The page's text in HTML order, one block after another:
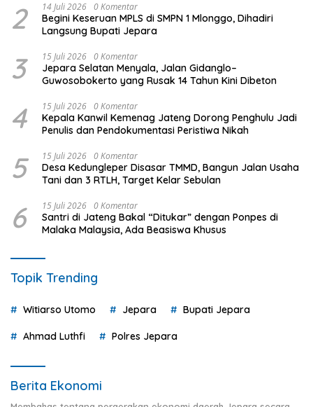
2 14 Juli 2026 0 Komentar
Begini Keseruan MPLS di SMPN 1 Mlonggo, Dihadiri
Langsung Bupati Jepara
3 15 Juli 2026 0 Komentar
Jepara Selatan Menyala, Jalan Gidanglo–
Guwosobokerto yang Rusak 14 Tahun Kini Dibeton
4 15 Juli 2026 0 Komentar
Kepala Kanwil Kemenag Jateng Dorong Penghulu Jadi
Penulis dan Pendokumentasi Peristiwa Nikah
5 15 Juli 2026 0 Komentar
Desa Kedungleper Disasar TMMD, Bangun Jalan Usaha
Tani dan 3 RTLH, Target Kelar Sebulan
6 15 Juli 2026 0 Komentar
Santri di Jateng Bakal “Ditukar” dengan Ponpes di
Malaka Malaysia, Ada Beasiswa Khusus
Topik Trending
Witiarso Utomo Jepara Bupati Jepara
Ahmad Luthfi Polres Jepara
Berita Ekonomi